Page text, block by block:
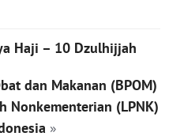
Haji – 10 Dzulhijjah
dan Makanan (BPOM)
Nonkementerian (LPNK)
»